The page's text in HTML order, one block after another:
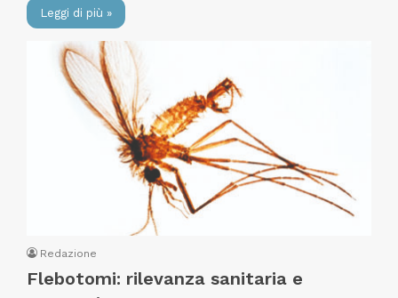
Leggi di più »
Redazione
Flebotomi: rilevanza sanitaria e